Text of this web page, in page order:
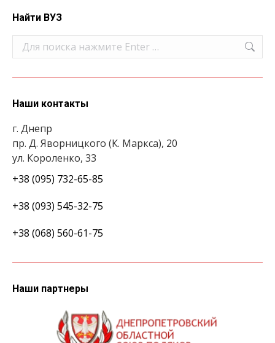
Найти ВУЗ
Поиск:
Наши контакты
г. Днепр
пр. Д. Яворницкого (К. Маркса), 20
ул. Короленко, 33
+38 (095) 732-65-85
+38 (093) 545-32-75
+38 (068) 560-61-75
Наши партнеры